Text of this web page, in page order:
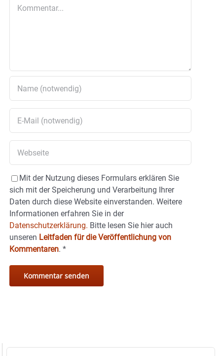
Mit der Nutzung dieses Formulars erklären Sie
sich mit der Speicherung und Verarbeitung Ihrer
Daten durch diese Website einverstanden. Weitere
Informationen erfahren Sie in der
Datenschutzerklärung. Bitte lesen Sie hier auch
unseren Leitfaden für die Veröffentlichung von
Kommentaren. *